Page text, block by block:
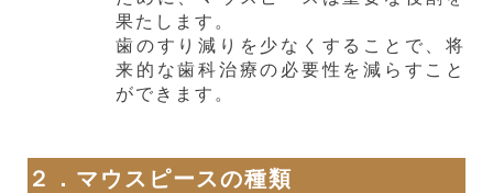
果たします。
歯のすり減りを少なくすることで、将
来的な歯科治療の必要性を減らすこと
ができます。
２．マウスピースの種類